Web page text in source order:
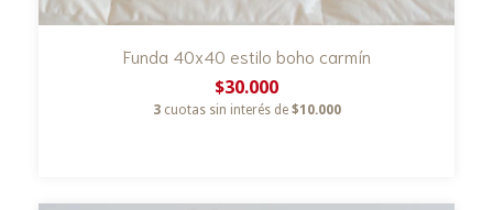
Funda 40x40 estilo boho carmín
$30.000
3 cuotas sin interés de $10.000